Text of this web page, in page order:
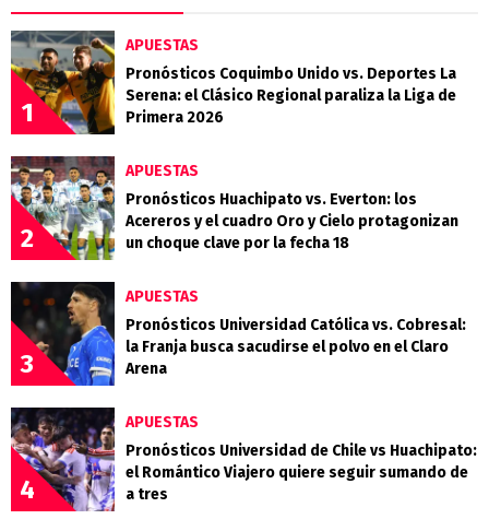
1
APUESTAS
Pronósticos Coquimbo Unido vs. Deportes La
Serena: el Clásico Regional paraliza la Liga de
Primera 2026
2
APUESTAS
Pronósticos Huachipato vs. Everton: los
Acereros y el cuadro Oro y Cielo protagonizan
un choque clave por la fecha 18
3
APUESTAS
Pronósticos Universidad Católica vs. Cobresal:
la Franja busca sacudirse el polvo en el Claro
Arena
4
APUESTAS
Pronósticos Universidad de Chile vs Huachipato:
el Romántico Viajero quiere seguir sumando de
a tres